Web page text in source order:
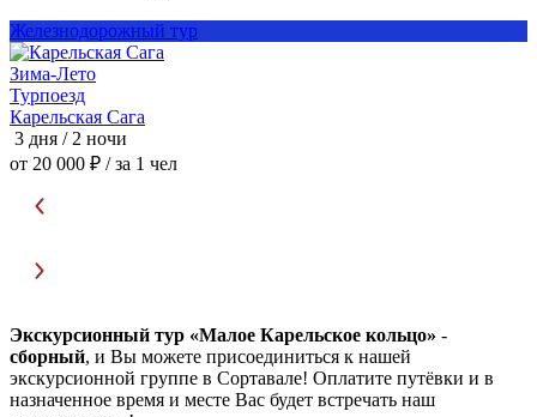
Железнодорожный тур
Зима-Лето
Турпоезд
Карельская Сага
3 дня / 2 ночи
от 20 000 ₽ / за 1 чел
Экскурсионный тур «Малое Карельское кольцо» -
сборный, и Вы можете присоединиться к нашей
экскурсионной группе в Сортавале! Оплатите путёвки и в
назначенное время и месте Вас будет встречать наш